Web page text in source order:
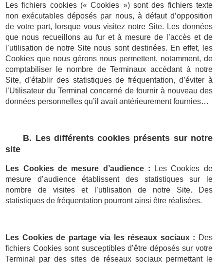
Les fichiers cookies (« Cookies ») sont des fichiers texte
non exécutables déposés par nous, à défaut d’opposition
de votre part, lorsque vous visitez notre Site. Les données
que nous recueillons au fur et à mesure de l’accès et de
l’utilisation de notre Site nous sont destinées. En effet, les
Cookies que nous gérons nous permettent, notamment, de
comptabiliser le nombre de Terminaux accédant à notre
Site, d’établir des statistiques de fréquentation, d’éviter à
l’Utilisateur du Terminal concerné de fournir à nouveau des
données personnelles qu’il avait antérieurement fournies…
B. Les différents cookies présents sur notre
site
Les Cookies de mesure d’audience : Les Cookies de
mesure d’audience établissent des statistiques sur le
nombre de visites et l’utilisation de notre Site. Des
statistiques de fréquentation pourront ainsi être réalisées.
Les Cookies de partage via les réseaux sociaux : Des
fichiers Cookies sont susceptibles d’être déposés sur votre
Terminal par des sites de réseaux sociaux permettant le